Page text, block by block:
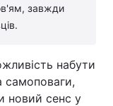
завжди
набути
самоповаги,
новий сенс у